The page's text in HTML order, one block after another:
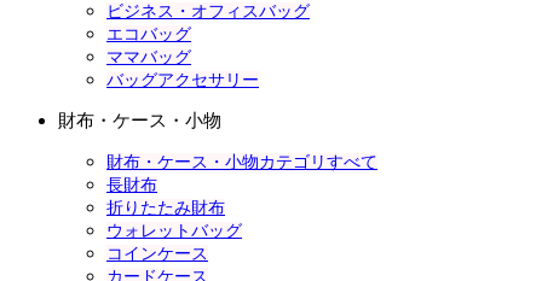
ビジネス・オフィスバッグ
エコバッグ
ママバッグ
バッグアクセサリー
財布・ケース・小物
財布・ケース・小物カテゴリすべて
長財布
折りたたみ財布
ウォレットバッグ
コインケース
カードケース